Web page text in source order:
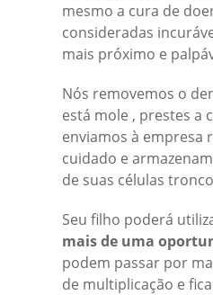
mesmo a cura de
consideradas
mais próximo e
Nós removemos o
está mole , prestes a
enviamos à empresa
cuidado e
de suas células
Seu filho poderá
mais de uma
podem passar por
de multiplicação e